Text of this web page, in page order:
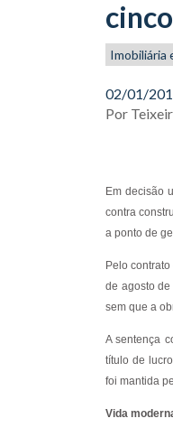
Imobiliária
02/01/
Por
Em decisão
contra
a ponto de
Pelo
de agosto
sem que a
A sentença
título de
foi mantida
Vida